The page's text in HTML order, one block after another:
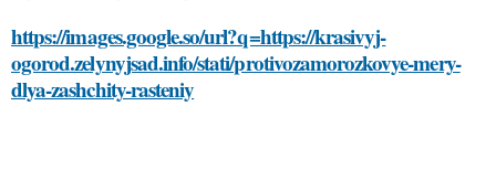
https://images.google.so/url?q=https://krasivyj-
ogorod.zelynyjsad.info/stati/protivozamorozkovye-mery-
dlya-zashchity-rasteniy